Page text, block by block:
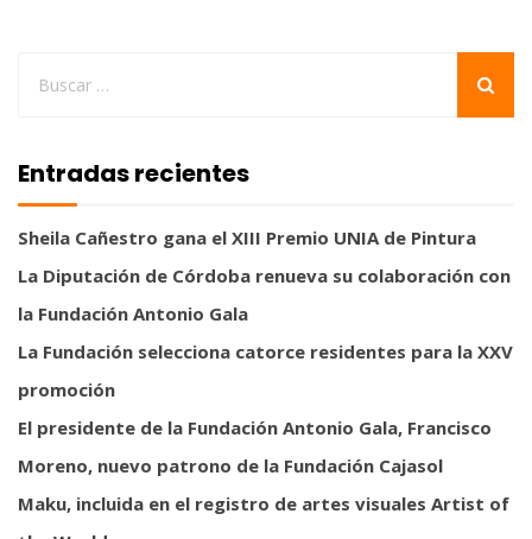
Entradas recientes
Sheila Cañestro gana el XIII Premio UNIA de Pintura
La Diputación de Córdoba renueva su colaboración con
la Fundación Antonio Gala
La Fundación selecciona catorce residentes para la XXV
promoción
El presidente de la Fundación Antonio Gala, Francisco
Moreno, nuevo patrono de la Fundación Cajasol
Maku, incluida en el registro de artes visuales Artist of